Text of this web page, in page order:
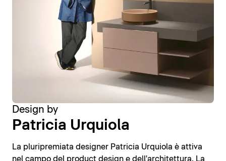
Design by
Patricia Urquiola
La pluripremiata designer Patricia Urquiola è attiva
nel campo del product design e dell'architettura. La